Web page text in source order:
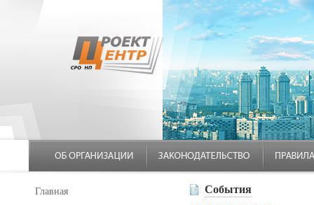
Главная События